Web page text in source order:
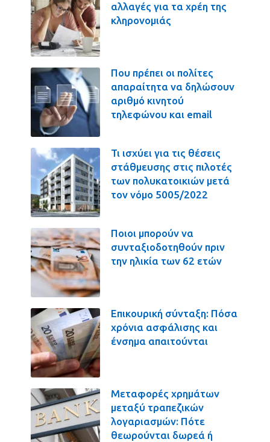
αλλαγές για τα χρέη της
κληρονομιάς
Που πρέπει οι πολίτες
απαραίτητα να δηλώσουν
αριθμό κινητού
τηλεφώνου και email
Τι ισχύει για τις θέσεις
στάθμευσης στις πιλοτές
των πολυκατοικιών μετά
τον νόμο 5005/2022
Ποιοι μπορούν να
συνταξιοδοτηθούν πριν
την ηλικία των 62 ετών
Επικουρική σύνταξη: Πόσα
χρόνια ασφάλισης και
ένσημα απαιτούνται
Μεταφορές χρημάτων
μεταξύ τραπεζικών
λογαριασμών: Πότε
θεωρούνται δωρεά ή